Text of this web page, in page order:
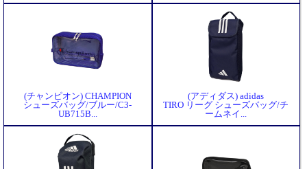
(チャンピオン) CHAMPION
シューズバッグ/ブルー/C3-
UB715B...
(アディダス) adidas
TIRO リーグ シューズバッグ/チ
ームネイ...